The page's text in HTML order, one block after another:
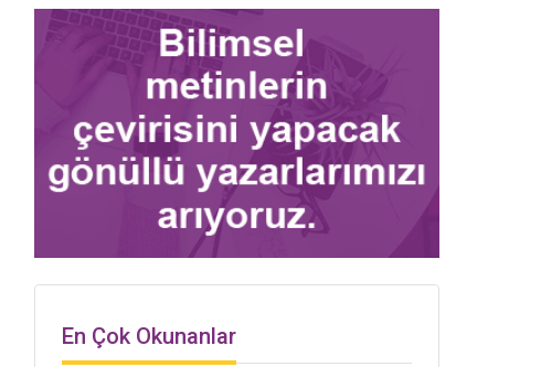
En Çok Okunanlar